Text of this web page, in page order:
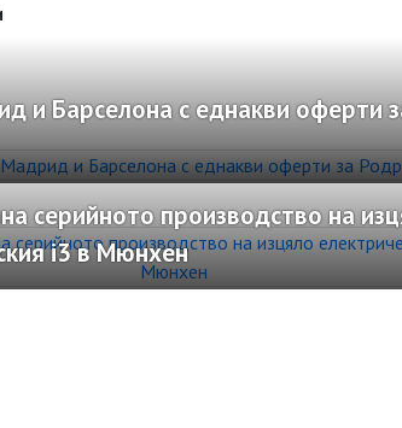
и Барселона с еднакви оферти
серийното производство на
i3 в Мюнхен